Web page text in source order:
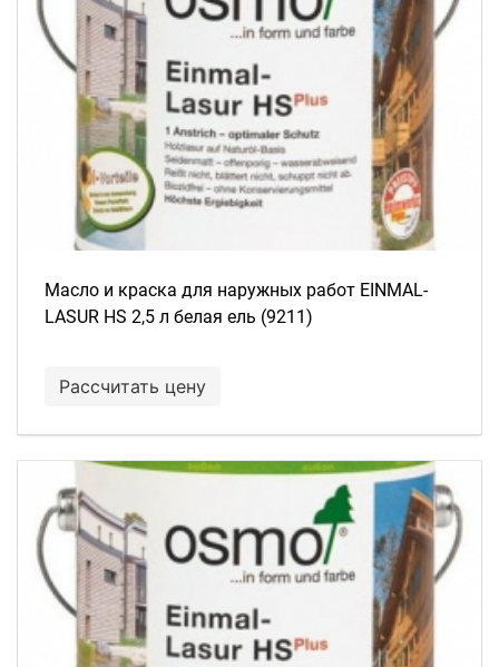
Масло и краска для наружных работ EINMAL-
LASUR HS 2,5 л белая ель (9211)
Рассчитать цену